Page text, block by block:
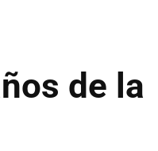
de la